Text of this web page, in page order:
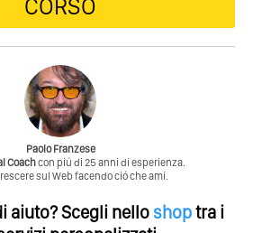
CORSO
Paolo Franzese
Coachcon piú di 25 anni di esperienza.
sul Web facendo ció che ami.
aiuto?Scegli nello shoptra i